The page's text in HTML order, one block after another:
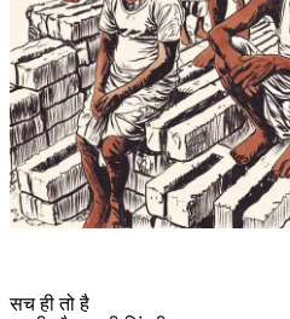
सच ही तो है